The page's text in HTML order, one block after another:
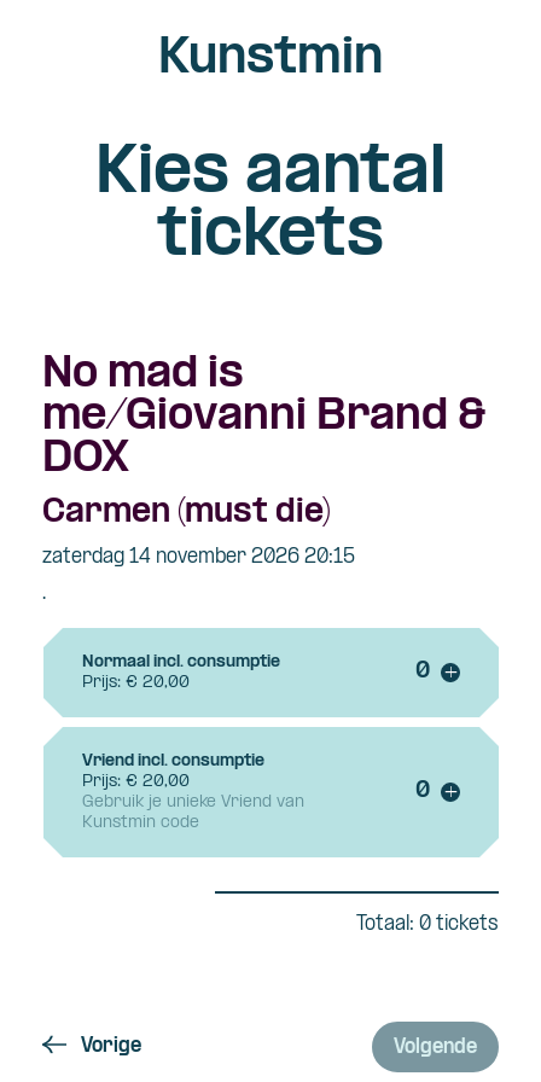
Kunstmin
Kies aantal
tickets
No mad is
me/Giovanni Brand &
DOX
Carmen (must die)
zaterdag 14 november 2026 20:15
.
Normaal incl. consumptie
Prijs: € 20,00
+Voeg
Vriend incl. consumptie
Prijs: € 20,00
Gebruik je unieke Vriend van
Kunstmin code
+Voeg
Totaal: 0 tickets
Vorige Volgende